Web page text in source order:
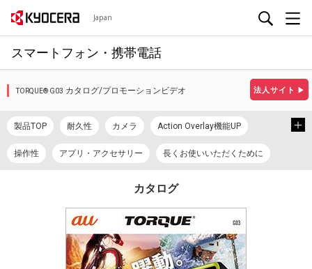
Japan
スマートフォン・携帯電話
法人サイト ▶
TORQUE® G03 カタログ/プロモーションビデオ
製品TOP 耐久性 カメラ Action Overlay機能UP
操作性 アプリ・アクセサリー 長くお使いいただくために
カタログ/プロモーションビデオ
カタログ